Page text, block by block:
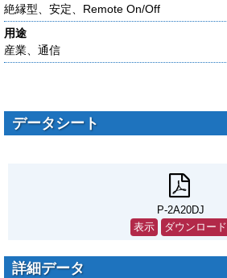
絶縁型、安定、Remote On/Off
用途
産業、通信
データシート
P-2A20DJ
表示
ダウンロード
詳細データ